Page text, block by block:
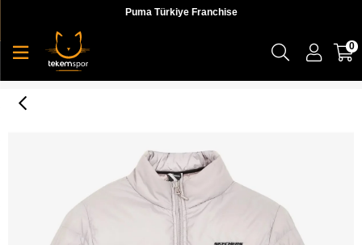
Puma Türkiye Franchise
0